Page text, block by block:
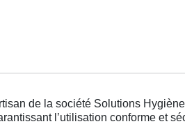
de la société Solutions
l’utilisation conforme et